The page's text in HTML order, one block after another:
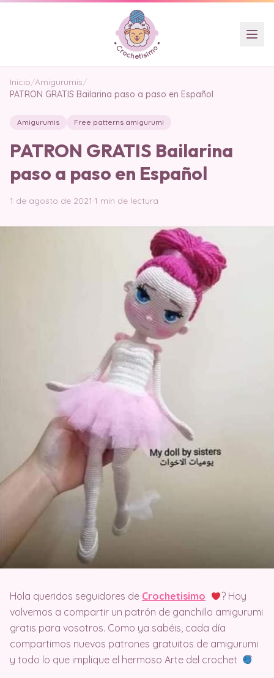
Inicio/Amigurumis/
PATRON GRATIS Bailarina paso a paso en Español
Amigurumis Free patterns amigurumi
PATRON GRATIS Bailarina
paso a paso en Español
1 de agosto de 2021·1 min de lectura
Hola queridos seguidores de Crochetisimo
? Hoy
volvemos a compartir un patrón de ganchillo amigurumi
gratis para vosotros. Como ya sabéis, cada día
compartimos nuevos patrones gratuitos de amigurumi
y todo lo que implique el hermoso Arte del crochet